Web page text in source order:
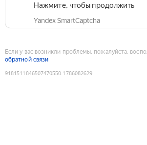
Нажмите, чтобы продолжить
Yandex SmartCaptcha
Если у вас возникли проблемы, пожалуйста,
обратной связи
9181511846507470550:1786082629